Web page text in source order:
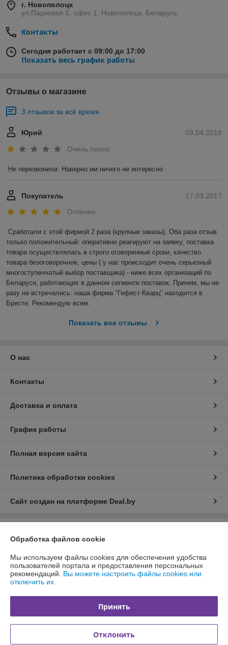
г. Новополоцк
ул.Парковая 1, офис 1, Новополоцк, Беларусь
Контакты
Сегодня работает с 09:00 до 17:00
Показать весь график работы
Отзывы о магазине
3 отзывов за всё время
09.04.2018
Юрий
Очень плохо
Не перезвонили. Наверно им ничего не интересно
17.03.2017
Покупатель
Отлично
Сработали с этой фирмой 2 раза (крупные заказы). Оба раза отзыв
только положительный: оперативно реагируют на заявку, поставка
товара осуществлялась в строго оговоренные сроки, качество
товара безоговорочное, цены ( у нас происходит очень серьезный
многоступенчатый выбор поставщика) - ниже всех организаций по
Беларуси, работающих в данном сегменте поставок. Причем, мы не
разу не встречались: наша фирма "Гефест-Кварц" находится в
Бресте. Рекомендую всем.
Показать все отзывы
О нас
Контакты
Доставка и оплата
График работы
Полная версия сайта
Политика обработки cookies
Сайт создан на платформе Deal.by
«Белторика»
Республика Беларусь, Витебская область, 211440, г.Новополоцк,
ул.Парковая д.1 оф.1
комитет
Дата регистрации компании: 14.01.2015
Обработка файлов cookie
Мы используем файлы cookies для обеспечения удобства
пользователей портала и предоставления персональных
рекомендаций. Вы можете настроить файлы cookies или
отключить их.
Принять
Отклонить